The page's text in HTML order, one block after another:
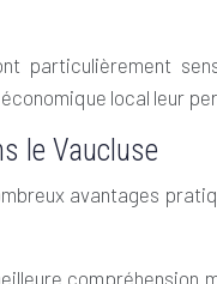
particulièrement
local leur
le Vaucluse
avantages